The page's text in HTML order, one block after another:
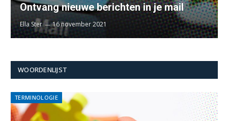
Ontvang nieuwe berichten in je mail
Ella Ster 16 november 2021
WOORDENLIJST
TERMINOLOGIE